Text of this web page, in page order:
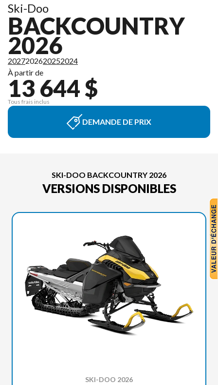
Ski-Doo
BACKCOUNTRY
2026
2027202620252024
À partir de
13 644 $
Tous frais inclus
DEMANDE DE PRIX
SKI-DOO BACKCOUNTRY 2026
VERSIONS DISPONIBLES
SKI-DOO 2026